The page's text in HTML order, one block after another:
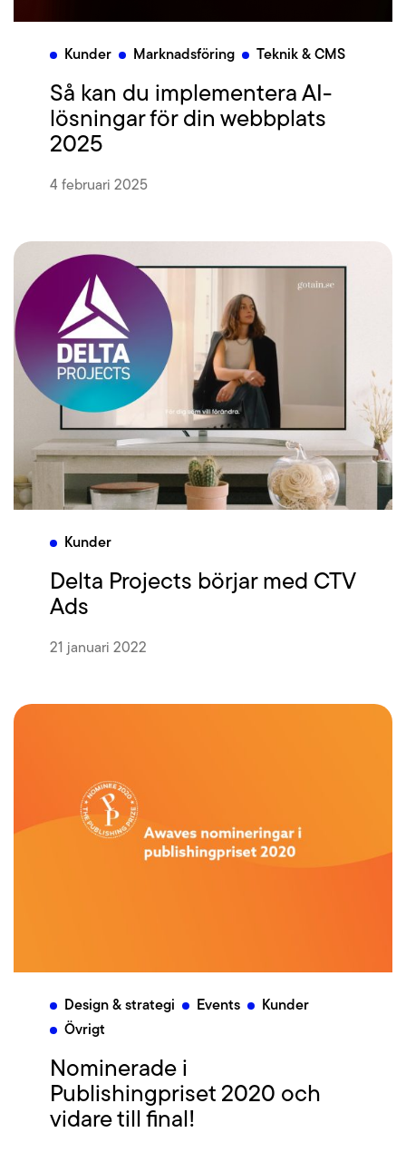
Kunder Marknadsföring Teknik & CMS
Så kan du implementera AI-
lösningar för din webbplats
2025
4 februari 2025
Kunder
Delta Projects börjar med CTV
Ads
21 januari 2022
Design & strategi Events
Kunder
Övrigt
Nominerade i
Publishingpriset 2020 och
vidare till final!